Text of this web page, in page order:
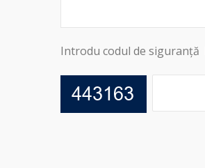
Introdu codul de siguranță